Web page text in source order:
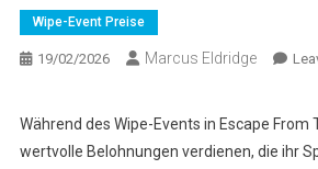
Wipe-Event Preise
19/02/2026 Marcus Eldridge
Während des Wipe-Events in Escape From
wertvolle Belohnungen verdienen, die ihr